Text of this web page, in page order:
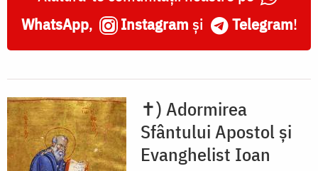
WhatsApp, Instagram și Telegram!
✝) Adormirea
Sfântului Apostol și
Evanghelist Ioan